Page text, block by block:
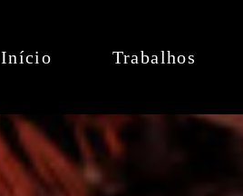
Início Trabalhos